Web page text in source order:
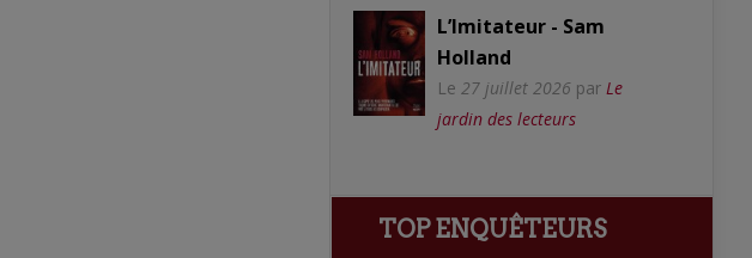
L’Imitateur - Sam
Holland
Le 27 juillet 2026 par Le
jardin des lecteurs
TOP ENQUÊTEURS